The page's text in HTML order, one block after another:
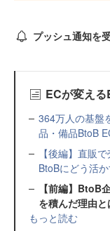
プッシュ通知を
ECが変え
364万人の基盤
品・備品BtoB
【後編】直販
BtoBにどう活
【前編】BtoB
を積んだ理由
もっと読む